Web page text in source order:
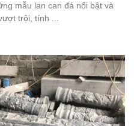
mẫu lan can đá nổi bật và
trội, tính ...